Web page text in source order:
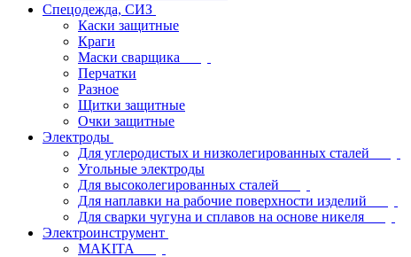
Спецодежда, СИЗ
Каски защитные
Краги
Маски сварщика
Перчатки
Разное
Щитки защитные
Очки защитные
Электроды
Для углеродистых и низколегированных сталей
Угольные электроды
Для высоколегированных сталей
Для наплавки на рабочие поверхности изделий
Для сварки чугуна и сплавов на основе никеля
Электроинструмент
МAKITA